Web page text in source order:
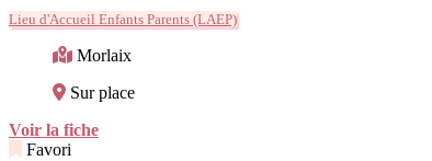
Lieu d'Accueil Enfants Parents (LAEP)
Morlaix
Sur place
Voir la fiche
Favori